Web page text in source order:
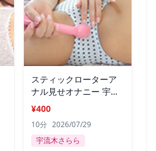
スティックローターア
ナル見せオナニー 宇流
木さらら
¥400
10分 2026/07/29
宇流木さらら